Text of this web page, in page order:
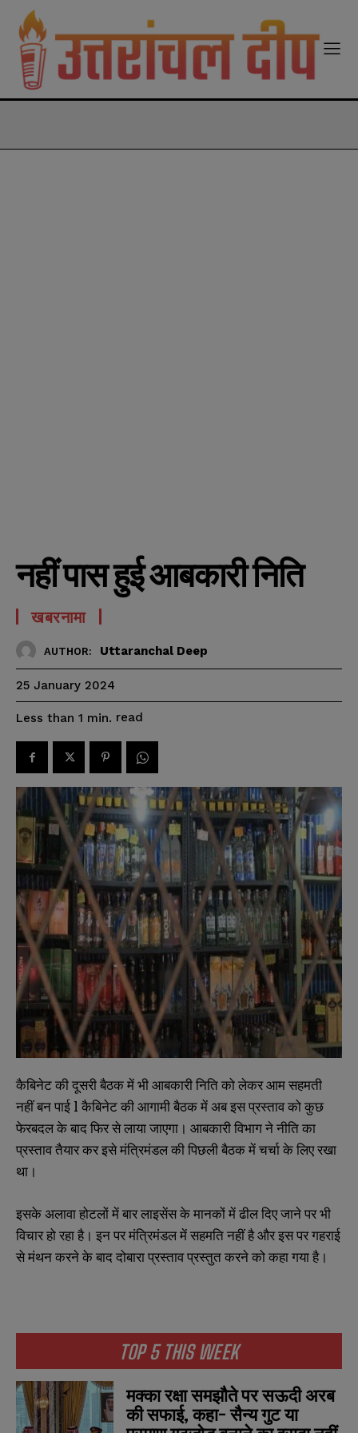
TOP 5 THIS WEEK
मक्का रक्षा समझौते पर सऊदी अरब
की सफाई, कहा- सैन्य गुट या
नहीं पास हुई आबकारी निति
खबरनामा
AUTHOR: Uttaranchal Deep
25 January 2024
Less than 1 min. read
कैबिनेट की दूसरी बैठक में भी आबकारी निति को लेकर आम सहमती
नहीं बन पाई l कैबिनेट की आगामी बैठक में अब इस प्रस्ताव को कुछ
फेरबदल के बाद फिर से लाया जाएगा। आबकारी विभाग ने नीति का
प्रस्ताव तैयार कर इसे मंत्रिमंडल की पिछली बैठक में चर्चा के लिए रखा
था।
इसके अलावा होटलों में बार लाइसेंस के मानकों में ढील दिए जाने पर भी
विचार हो रहा है। इन पर मंत्रिमंडल में सहमति नहीं है और इस पर गहराई
से मंथन करने के बाद दोबारा प्रस्ताव प्रस्तुत करने को कहा गया है।